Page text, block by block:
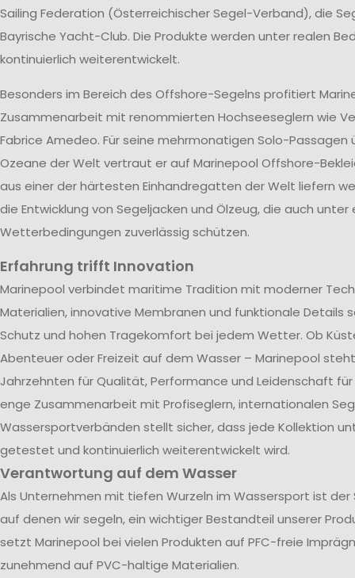
Sailing Federation (Österreichischer Segel-Verband), die
Bayrische Yacht-Club. Die Produkte werden unter realen
kontinuierlich weiterentwickelt.
Besonders im Bereich des Offshore-Segelns profitiert
Zusammenarbeit mit renommierten Hochseeseglern wie
Fabrice Amedeo. Für seine mehrmonatigen Solo-
Ozeane der Welt vertraut er auf Marinepool Offshore-
aus einer der härtesten Einhandregatten der Welt liefern
die Entwicklung von Segeljacken und Ölzeug, die auch
Wetterbedingungen zuverlässig schützen.
Erfahrung trifft Innovation
Marinepool verbindet maritime Tradition mit moderner
Materialien, innovative Membranen und funktionale Details
Schutz und hohen Tragekomfort bei jedem Wetter. Ob
Abenteuer oder Freizeit auf dem Wasser – Marinepool
Jahrzehnten für Qualität, Performance und Leidenschaft
enge Zusammenarbeit mit Profiseglern, internationalen
Wassersportverbänden stellt sicher, dass jede Kollektion
getestet und kontinuierlich weiterentwickelt wird.
Verantwortung auf dem Wasser
Als Unternehmen mit tiefen Wurzeln im Wassersport ist der
auf denen wir segeln, ein wichtiger Bestandteil unserer
setzt Marinepool bei vielen Produkten auf PFC-freie
zunehmend auf PVC-haltige Materialien.